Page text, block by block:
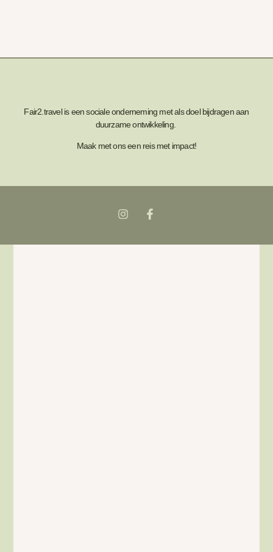
Fair2.travel is een sociale onderneming met als doel bijdragen aan
duurzame ontwikkeling.
Maak met ons een reis met impact!